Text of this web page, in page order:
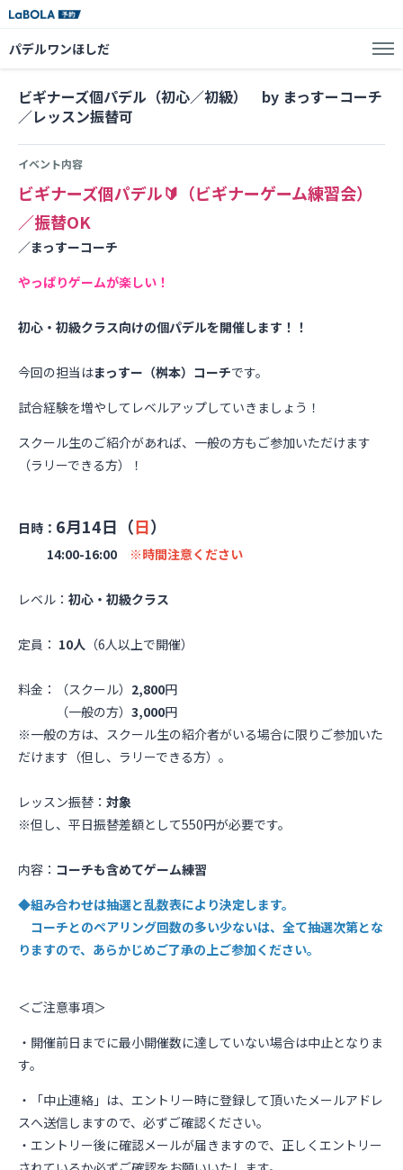
パデルワンほしだ
ビギナーズ個パデル（初心／初級） by まっすーコーチ
／レッスン振替可
イベント内容
ビギナーズ個パデル🔰（ビギナーゲーム練習会）
／振替OK
／まっすーコーチ
やっぱりゲームが楽しい！
初心・初級クラス向けの個パデルを開催します！！
今回の担当はまっすー（桝本）コーチです。
試合経験を増やしてレベルアップしていきましょう！
スクール生のご紹介があれば、一般の方もご参加いただけます
（ラリーできる方）！
日時： 6月14日（日）
14:00-16:00 ※時間注意ください
レベル： 初心・初級クラス
定員： 10人 （6人以上で開催）
料金：（スクール） 2,800円
（一般の方） 3,000円
※一般の方は、スクール生の紹介者がいる場合に限りご参加いた
だけます（但し、ラリーできる方）。
レッスン振替： 対象
※但し、平日振替差額として550円が必要です。
内容： コーチも含めてゲーム練習
◆組み合わせは抽選と乱数表により決定します。
コーチとのペアリング回数の多い少ないは、全て抽選次第とな
りますので、あらかじめご了承の上ご参加ください。
＜ご注意事項＞
・開催前日までに最小開催数に達していない場合は中止となりま
す。
・「中止連絡」は、エントリー時に登録して頂いたメールアドレ
スへ送信しますので、必ずご確認ください。
・エントリー後に確認メールが届きますので、正しくエントリー